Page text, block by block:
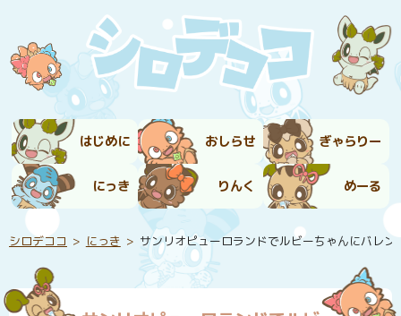
はじめに おしらせ ぎゃらりー
にっき りんく めーる
シロデココ にっき サンリオピューロランドでルビーちゃんにバレ